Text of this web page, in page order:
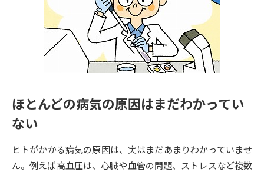
留学・進学関連、塾・予備校
大学入学共通テスト「受験案
内」の請求
大学入学共通テスト「受験上の
配慮案内」の請求
高等学校卒業程度認定試験
高等学校（情報）教員資格認定
試験
大学研究 大学検索
ほとんどの病気の原因はまだわかってい
ない
ヒトがかかる病気の原因は、実はまだあまりわかっていませ
ん。例えば高血圧は、心臓や血管の問題、ストレスなど複数